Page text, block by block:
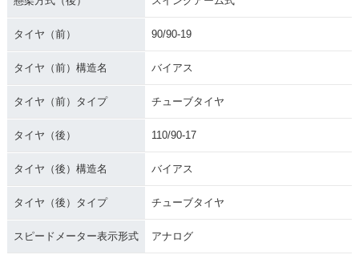
タイヤ（前） 90/90-19
タイヤ（前）構造名 バイアス
タイヤ（前）タイプ チューブタイヤ
タイヤ（後） 110/90-17
タイヤ（後）構造名 バイアス
タイヤ（後）タイプ チューブタイヤ
スピードメーター表示形式 アナログ